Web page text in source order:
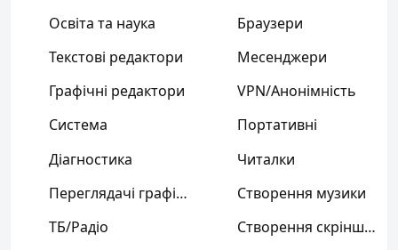
Освіта та наука
Браузери
Текстові редактори
Месенджери
Графічні редактори
VPN/Анонімність
Система
Портативні
Діагностика
Читалки
Переглядачі графіки
Створення музики
ТБ/Радіо
Створення скріншотів